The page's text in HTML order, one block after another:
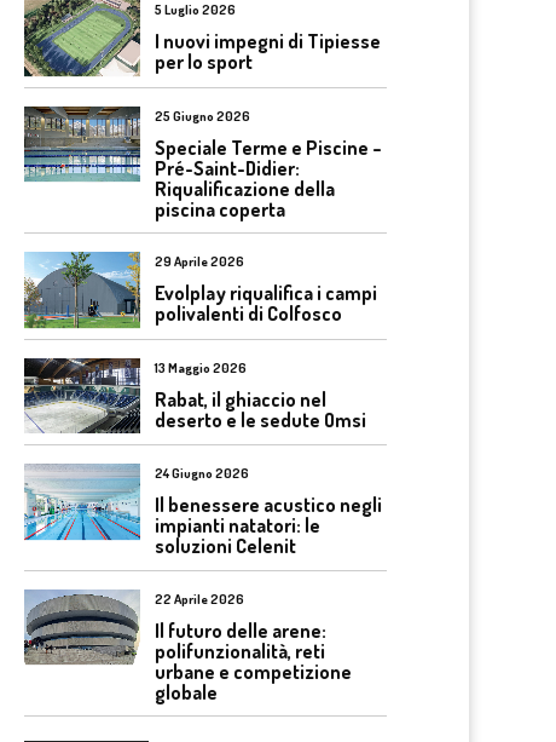
5 Luglio 2026
I nuovi impegni di Tipiesse
per lo sport
25 Giugno 2026
Speciale Terme e Piscine –
Pré-Saint-Didier:
Riqualificazione della
piscina coperta
29 Aprile 2026
Evolplay riqualifica i campi
polivalenti di Colfosco
13 Maggio 2026
Rabat, il ghiaccio nel
deserto e le sedute Omsi
24 Giugno 2026
Il benessere acustico negli
impianti natatori: le
soluzioni Celenit
22 Aprile 2026
Il futuro delle arene:
polifunzionalità, reti
urbane e competizione
globale